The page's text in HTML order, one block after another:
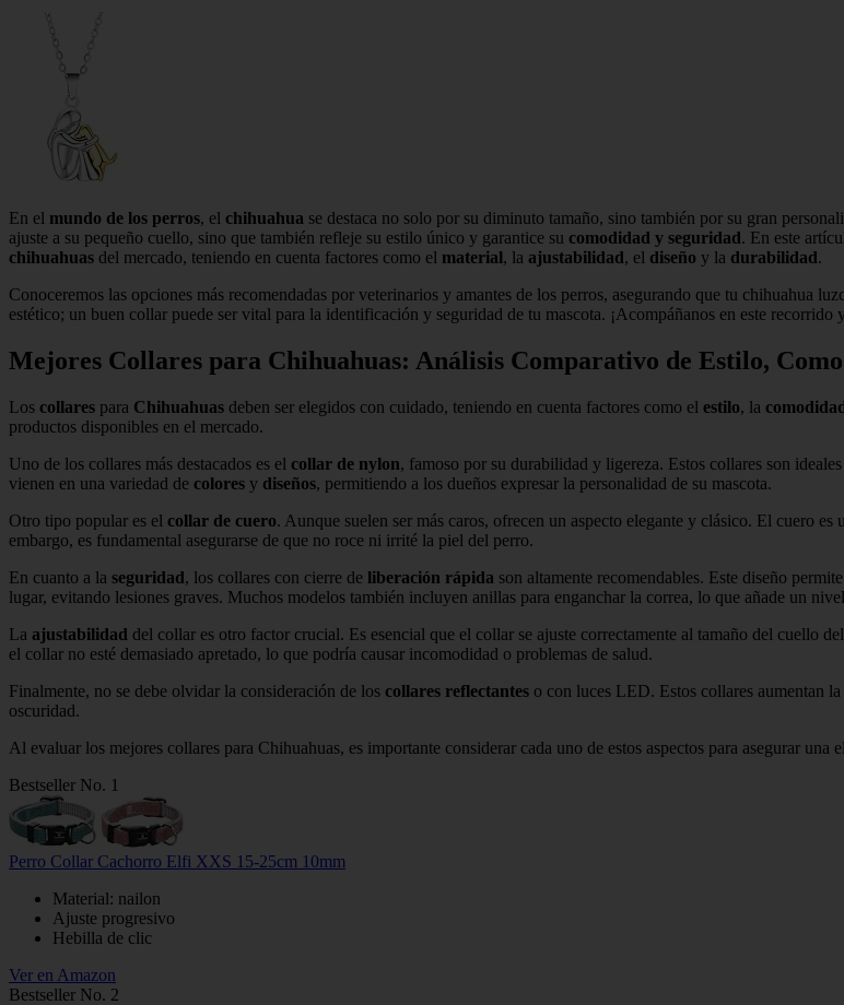
En el mundo de los perros, el chihuahua se destaca no solo por su diminuto tamaño, sino también por su gran
ajuste a su pequeño cuello, sino que también refleje su estilo único y garantice su comodidad y seguridad. En este
chihuahuas del mercado, teniendo en cuenta factores como el material, la ajustabilidad, el diseño y la durabilidad.
Conoceremos las opciones más recomendadas por veterinarios y amantes de los perros, asegurando que tu chihuahua
estético; un buen collar puede ser vital para la identificación y seguridad de tu mascota. ¡Acompáñanos en este
Mejores Collares para Chihuahuas: Análisis Comparativo de Estilo,
Los collares para Chihuahuas deben ser elegidos con cuidado, teniendo en cuenta factores como el estilo, la
productos disponibles en el mercado.
Uno de los collares más destacados es el collar de nylon, famoso por su durabilidad y ligereza. Estos collares son
vienen en una variedad de colores y diseños, permitiendo a los dueños expresar la personalidad de su mascota.
Otro tipo popular es el collar de cuero. Aunque suelen ser más caros, ofrecen un aspecto elegante y clásico. El cuero
embargo, es fundamental asegurarse de que no roce ni irrité la piel del perro.
En cuanto a la seguridad, los collares con cierre de liberación rápida son altamente recomendables. Este diseño
lugar, evitando lesiones graves. Muchos modelos también incluyen anillas para enganchar la correa, lo que añade un
La ajustabilidad del collar es otro factor crucial. Es esencial que el collar se ajuste correctamente al tamaño del cuello
el collar no esté demasiado apretado, lo que podría causar incomodidad o problemas de salud.
Finalmente, no se debe olvidar la consideración de los collares reflectantes o con luces LED. Estos collares aumentan
oscuridad.
Al evaluar los mejores collares para Chihuahuas, es importante considerar cada uno de estos aspectos para asegurar una
Bestseller No. 1
Perro Collar Cachorro Elfi XXS 15-25cm 10mm
Material: nailon
Ajuste progresivo
Hebilla de clic
Ver en Amazon
Bestseller No. 2